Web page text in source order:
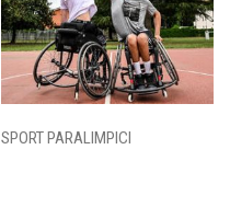
SPORT PARALIMPICI